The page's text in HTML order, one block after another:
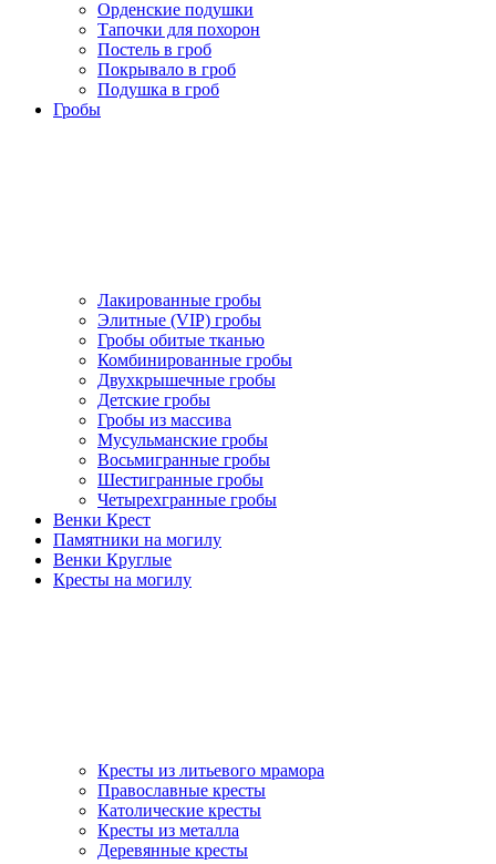
Орденские подушки
Тапочки для похорон
Постель в гроб
Покрывало в гроб
Подушка в гроб
Гробы
Лакированные гробы
Элитные (VIP) гробы
Гробы обитые тканью
Комбинированные гробы
Двухкрышечные гробы
Детские гробы
Гробы из массива
Мусульманские гробы
Восьмигранные гробы
Шестигранные гробы
Четырехгранные гробы
Венки Крест
Памятники на могилу
Венки Круглые
Кресты на могилу
Кресты из литьевого мрамора
Православные кресты
Католические кресты
Кресты из металла
Деревянные кресты